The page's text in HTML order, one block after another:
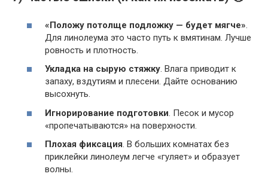
«Положу потолще подложку — будет мягче»
Для линолеума это часто путь к вмятинам. Лучше
ровность и плотность.
Укладка на сырую стяжку. Влага приводит к
запаху, вздутиям и плесени. Дайте основанию
высохнуть.
Игнорирование подготовки . Песок и мусор
«пропечатываются» на поверхности.
Плохая фиксация. В больших комнатах без
приклейки линолеум легче «гуляет» и образует
волны.